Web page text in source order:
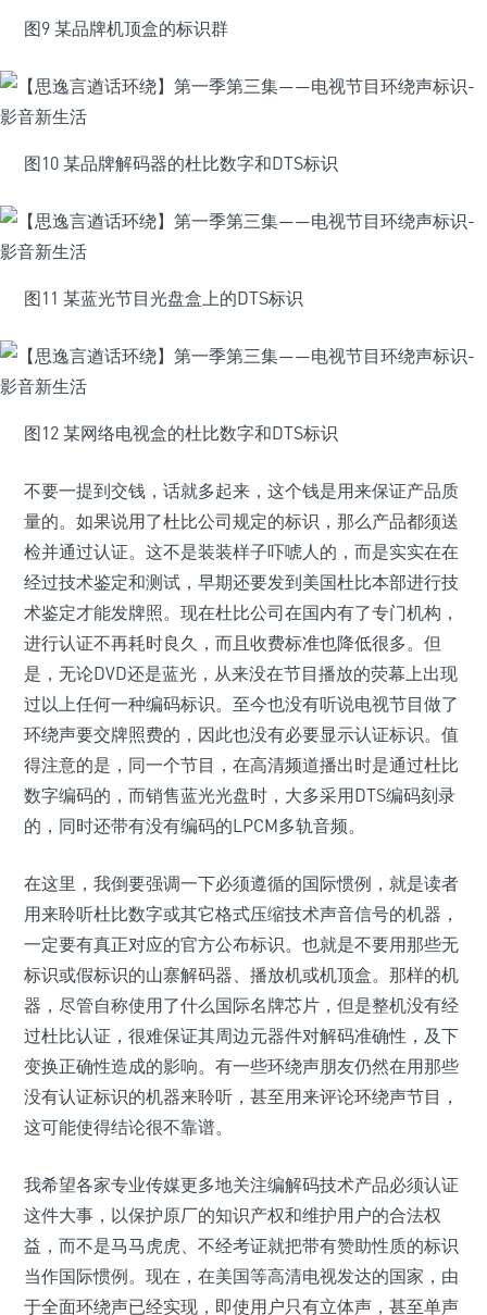
图9 某品牌机顶盒的标识群
图10 某品牌解码器的杜比数字和DTS标识
图11 某蓝光节目光盘盒上的DTS标识
图12 某网络电视盒的杜比数字和DTS标识
不要一提到交钱，话就多起来，这个钱是用来保证产品质
量的。如果说用了杜比公司规定的标识，那么产品都须送
检并通过认证。这不是装装样子吓唬人的，而是实实在在
经过技术鉴定和测试，早期还要发到美国杜比本部进行技
术鉴定才能发牌照。现在杜比公司在国内有了专门机构，
进行认证不再耗时良久，而且收费标准也降低很多。但
是，无论DVD还是蓝光，从来没在节目播放的荧幕上出现
过以上任何一种编码标识。至今也没有听说电视节目做了
环绕声要交牌照费的，因此也没有必要显示认证标识。值
得注意的是，同一个节目，在高清频道播出时是通过杜比
数字编码的，而销售蓝光光盘时，大多采用DTS编码刻录
的，同时还带有没有编码的LPCM多轨音频。
在这里，我倒要强调一下必须遵循的国际惯例，就是读者
用来聆听杜比数字或其它格式压缩技术声音信号的机器，
一定要有真正对应的官方公布标识。也就是不要用那些无
标识或假标识的山寨解码器、播放机或机顶盒。那样的机
器，尽管自称使用了什么国际名牌芯片，但是整机没有经
过杜比认证，很难保证其周边元器件对解码准确性，及下
变换正确性造成的影响。有一些环绕声朋友仍然在用那些
没有认证标识的机器来聆听，甚至用来评论环绕声节目，
这可能使得结论很不靠谱。
我希望各家专业传媒更多地关注编解码技术产品必须认证
这件大事，以保护原厂的知识产权和维护用户的合法权
益，而不是马马虎虎、不经考证就把带有赞助性质的标识
当作国际惯例。现在，在美国等高清电视发达的国家，由
于全面环绕声已经实现，即使用户只有立体声，甚至单声